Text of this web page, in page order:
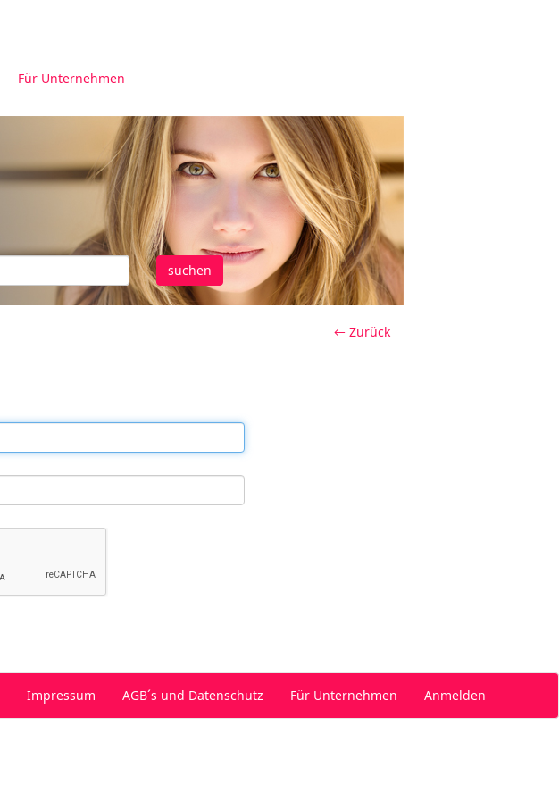
Für Unternehmen
suchen
← Zurück
Impressum AGB´s und Datenschutz Für Unternehmen Anmelden